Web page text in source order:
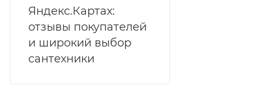
Яндекс.Картах:
отзывы покупателей
и широкий выбор
сантехники